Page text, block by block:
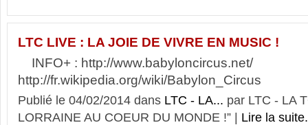
LTC LIVE : LA JOIE DE VIVRE EN MUSIC !
INFO+ : http://www.babyloncircus.net/
http://fr.wikipedia.org/wiki/Babylon_Circus
Publié le 04/02/2014 dans LTC - LA... par LTC - LA
LORRAINE AU COEUR DU MONDE !” | Lire la